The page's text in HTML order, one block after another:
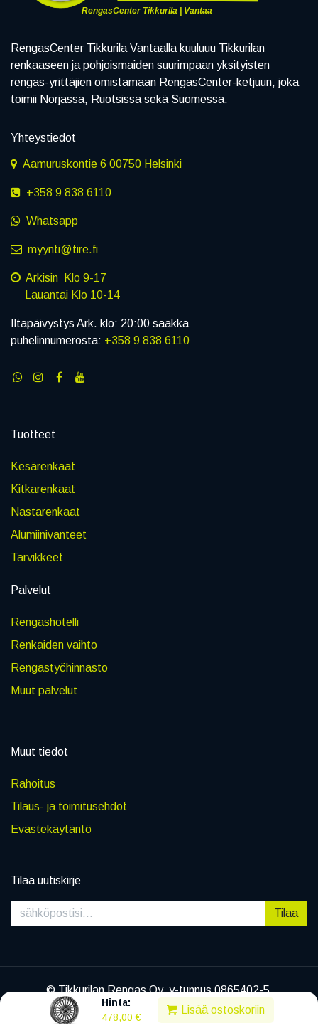
Hinta:
478,00 €
Lisää ostoskoriin
RengasCenter Tikkurila | Vantaa
RengasCenter Tikkurila Vantaalla kuuluuu Tikkurilan
renkaaseen ja pohjoismaiden suurimpaan yksityisten
rengas-yrittäjien omistamaan RengasCenter-ketjuun, joka
toimii Norjassa, Ruotsissa sekä Suomessa.
Yhteystiedot
Aamuruskontie 6 00750 Helsinki
+358 9 838 6110
Whatsapp
myynti@tire.fi
Arkisin Klo 9-17
Lauantai Klo 10-14
Iltapäivystys Ark. klo: 20:00 saakka
puhelinnumerosta: +358 9 838 6110
Tuotteet
Kesärenkaat
Kitkarenkaat
Nastarenkaat
Alumiinivanteet
Tarvikkeet
Palvelut
Rengashotelli
Renkaiden vaihto
Rengastyöhinnasto
Muut palvelut
Muut tiedot
Rahoitus
Tilaus- ja toimitusehdot
Evästekäytäntö
Tilaa uutiskirje
Tilaa
© Tikkurilan Rengas Oy, y-tunnus 0865402-5
|Tietosuojaseloste